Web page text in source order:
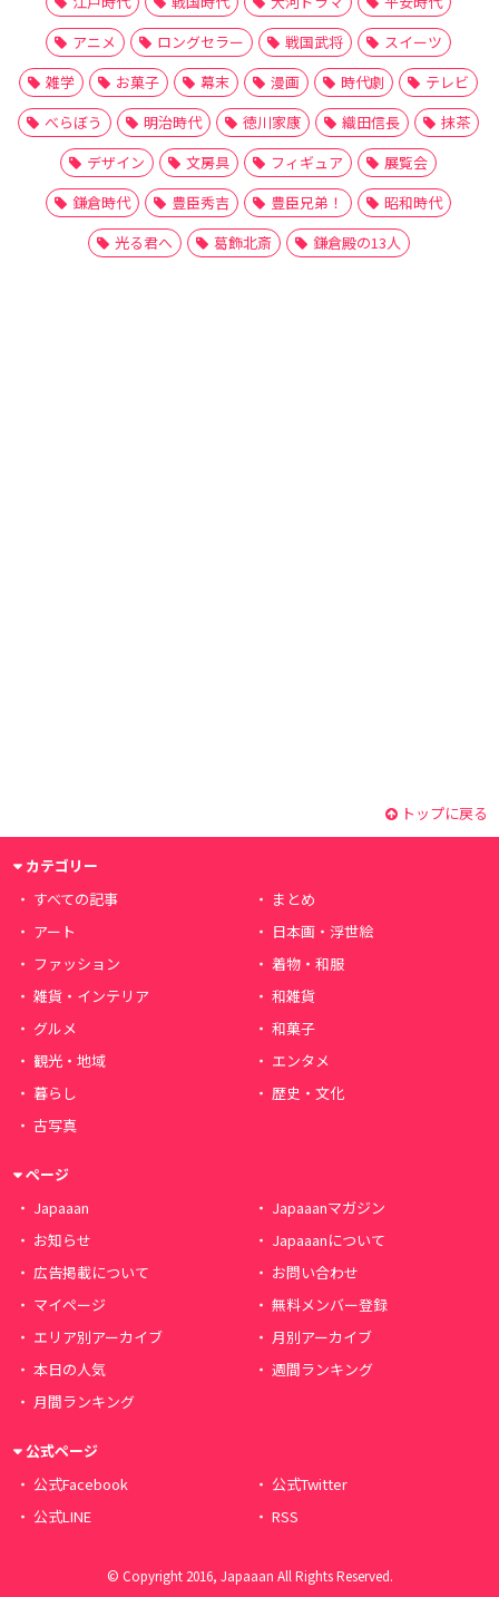
アニメ
ロングセラー 戦国武将
スイーツ
雑学
お菓子 幕末 漫画 時代劇
テレビ
べらぼう
明治時代 徳川家康 織田信長
抹茶
デザイン
文房具 フィギュア
展覧会
鎌倉時代
豊臣秀吉 豊臣兄弟！
昭和時代
光る君へ
葛飾北斎 鎌倉殿の13人
トップに戻る
カテゴリー
すべての記事
まとめ
アート
日本画・浮世絵
ファッション
着物・和服
雑貨・インテリア
和雑貨
グルメ
和菓子
観光・地域
エンタメ
暮らし
歴史・文化
古写真
ページ
Japaaan
Japaaanマガジン
お知らせ
Japaaanについて
広告掲載について
お問い合わせ
マイページ
無料メンバー登録
エリア別アーカイブ
月別アーカイブ
本日の人気
週間ランキング
月間ランキング
公式ページ
公式Facebook
公式Twitter
公式LINE
RSS
© Copyright 2016, Japaaan All Rights Reserved.